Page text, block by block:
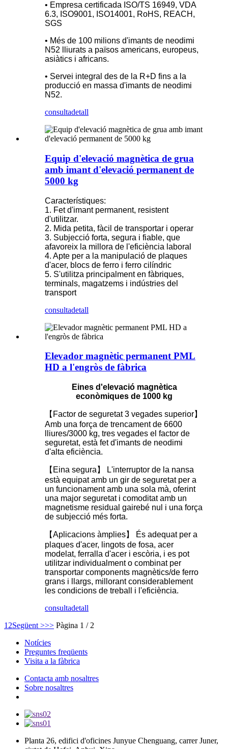
• Empresa certificada ISO/TS 16949, VDA
6.3, ISO9001, ISO14001, RoHS, REACH,
SGS
• Més de 100 milions d'imants de neodimi
N52 lliurats a països americans, europeus,
asiàtics i africans.
• Servei integral des de la R+D fins a la
producció en massa d'imants de neodimi
N52.
consultadetall
Equip d'elevació magnètica de grua
amb imant d'elevació permanent de
5000 kg
Característiques:
1. Fet d'imant permanent, resistent
d'utilitzar.
2. Mida petita, fàcil de transportar i operar
3. Subjecció forta, segura i fiable, que
afavoreix la millora de l'eficiència laboral
4. Apte per a la manipulació de plaques
d'acer, blocs de ferro i ferro cilíndric
5. S'utilitza principalment en fàbriques,
terminals, magatzems i indústries del
transport
consultadetall
Elevador magnètic permanent PML
HD a l'engròs de fàbrica
Eines d'elevació magnètica
econòmiques de 1000 kg
【Factor de seguretat 3 vegades superior】
Amb una força de trencament de 6600
lliures/3000 kg, tres vegades el factor de
seguretat, està fet d'imants de neodimi
d'alta eficiència.
【Eina segura】 L'interruptor de la nansa
està equipat amb un gir de seguretat per a
un funcionament amb una sola mà, oferint
una major seguretat i comoditat amb un
magnetisme residual gairebé nul i una força
de subjecció més forta.
【Aplicacions àmplies】 És adequat per a
plaques d'acer, lingots de fosa, acer
modelat, ferralla d'acer i escòria, i es pot
utilitzar individualment o combinat per
transportar components magnètics/de ferro
grans i llargs, millorant considerablement
les condicions de treball i l'eficiència.
consultadetall
1 2Següent >>> Pàgina 1 / 2
Notícies
Preguntes freqüents
Visita a la fàbrica
Contacta amb nosaltres
Sobre nosaltres
Planta 26, edifici d'oficines Junyue Chenguang, carrer Juner,